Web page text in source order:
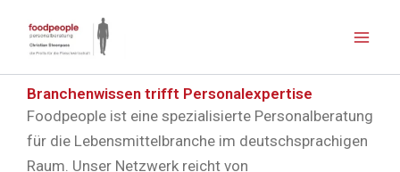
Inhalt
Branchenwissen trifft Personalexpertise
Foodpeople ist eine spezialisierte Personalberatung
für die Lebensmittelbranche im deutschsprachigen
Raum. Unser Netzwerk reicht von